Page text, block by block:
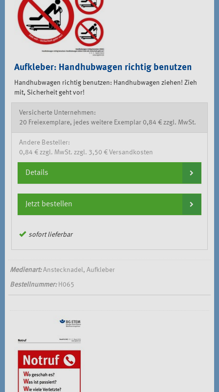
Aufkleber: Handhubwagen richtig benutzen
Handhubwagen richtig benutzen: Handhubwagen ziehen! Zieh
mit, Sicherheit geht vor!
Versicherte Unternehmen:
20 Freiexemplare, jedes weitere Exemplar 0,84 € zzgl. MwSt.
Andere Besteller:
0,84 € zzgl. MwSt. zzgl. 3,50 € Versandkosten
Details
Jetzt bestellen
sofort lieferbar
Medienart:Anstecknadel, Aufkleber
Bestellnummer:H065